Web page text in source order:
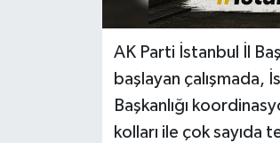
AK Parti İstanbul İl
başlayan çalışmada,
Başkanlığı
kolları ile çok sayıda